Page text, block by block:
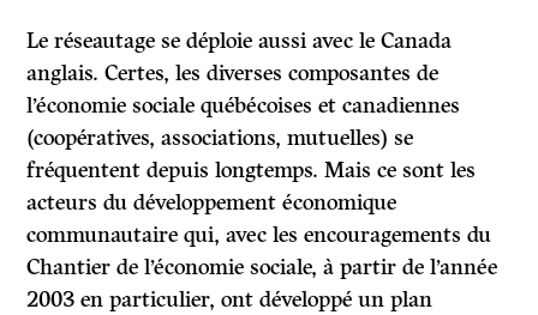
Le réseautage se déploie aussi avec le Canada
anglais.Certes, les diverses composantes de
l’économie sociale québécoises et canadiennes
(coopératives, associations, mutuelles) se
fréquentent depuis longtemps. Mais ce sont les
acteurs du développement économique
communautaire qui, avec les encouragements du
Chantier de l’économie sociale, à partir de l’année
2003 en particulier, ont développé un plan